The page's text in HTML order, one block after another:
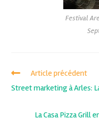
Festival
Article précédent
Street marketing à Arles:
La Casa Pizza Grill